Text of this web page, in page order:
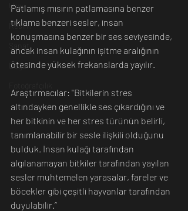
Uzay
Resim
Doğa
Patlamış mısırın patlamasına benzer
tıklama benzeri sesler, insan
konuşmasına benzer bir ses seviyesinde,
ancak insan kulağının işitme aralığının
ötesinde yüksek frekanslarda yayılır.
Araştırmacılar: "Bitkilerin stres
altındayken genellikle ses çıkardığını ve
her bitkinin ve her stres türünün belirli,
tanımlanabilir bir sesle ilişkili olduğunu
bulduk. İnsan kulağı tarafından
algılanamayan bitkiler tarafından yayılan
sesler muhtemelen yarasalar, fareler ve
böcekler gibi çeşitli hayvanlar tarafından
duyulabilir.”